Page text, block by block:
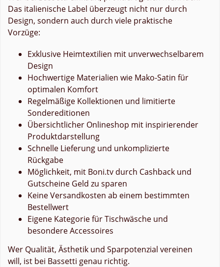
Das italienische Label überzeugt nicht nur durch
Design, sondern auch durch viele praktische
Vorzüge:
Exklusive Heimtextilien mit unverwechselbarem
Design
Hochwertige Materialien wie Mako-Satin für
optimalen Komfort
Regelmäßige Kollektionen und limitierte
Sondereditionen
Übersichtlicher Onlineshop mit inspirierender
Produktdarstellung
Schnelle Lieferung und unkomplizierte
Rückgabe
Möglichkeit, mit Boni.tv durch Cashback und
Gutscheine Geld zu sparen
Keine Versandkosten ab einem bestimmten
Bestellwert
Eigene Kategorie für Tischwäsche und
besondere Accessoires
Wer Qualität, Ästhetik und Sparpotenzial vereinen
will, ist bei Bassetti genau richtig.